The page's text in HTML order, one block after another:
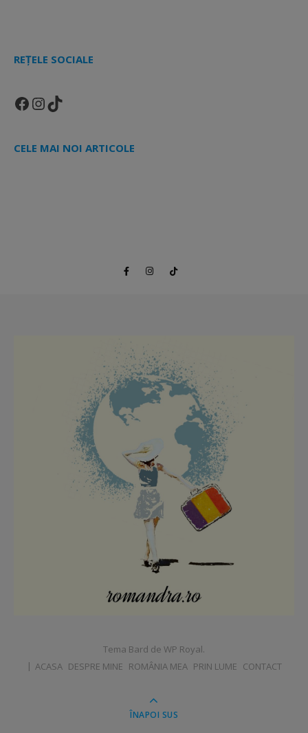
REȚELE SOCIALE
Facebook
Instagram
TikTok
CELE MAI NOI ARTICOLE
Tema Bard de WP Royal.
ACASA DESPRE MINE ROMÂNIA MEA PRIN LUME CONTACT
ÎNAPOI SUS